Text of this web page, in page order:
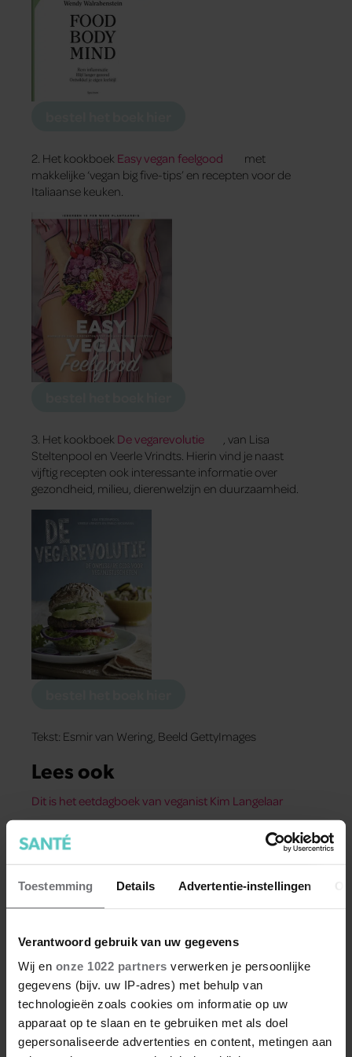
Toestemming Details Advertentie-instellingen
Verantwoord gebruik van uw gegevens
Wij en onze 1022 partners verwerken je persoonlijke
gegevens (bijv. uw IP-adres) met behulp van
technologieën zoals cookies om informatie op uw
apparaat op te slaan en te gebruiken met als doel
gepersonaliseerde advertenties en content, metingen aan
2. Het kookboek Easy vegan feelgood
met
makkelijke ‘vegan big five-tips’ en recepten voor de
Italiaanse keuken.
3. Het kookboek De vegarevolutie
, van Lisa
Steltenpool en Veerle Vrindts. Hierin vind je naast
vijftig recepten ook interessante informatie over
gezondheid, milieu, dierenwelzijn en duurzaamheid.
Tekst: Esmir van Wering, Beeld GettyImages
Lees ook
Dit is het eetdagboek van veganist Kim Langelaar
Deel dit artikel op social media!
Uit andere media